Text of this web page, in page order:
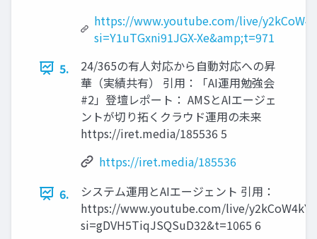
https://www.youtube.com/live/
si=Y1uTGxni91JGX-Xe&amp;t=971
5.
24/365の有人対応から自動対応への昇
華（実績共有） 引用：「AI運用勉強会
#2」登壇レポート： AMSとAIエージェ
ントが切り拓くクラウド運用の未来
https://iret.media/185536 5
https://iret.media/185536
6.
システム運用とAIエージェント 引用：
https://www.youtube.com/live/
si=gDVH5TiqJSQSuD32&t=1065 6